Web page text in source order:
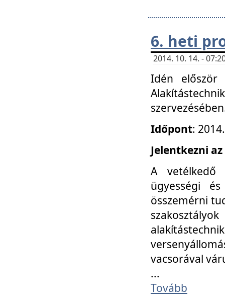
6. heti
2014. 10. 14. -
Idén
Időpont:
Jelentkezni az
A vetélkedő
ügyességi
összemérni
vacsorával
...
Tovább